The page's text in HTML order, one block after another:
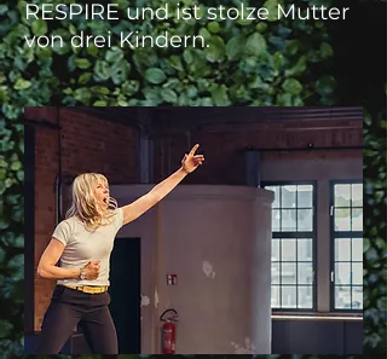
RESPIRE und ist stolze Mutter
von drei Kindern.